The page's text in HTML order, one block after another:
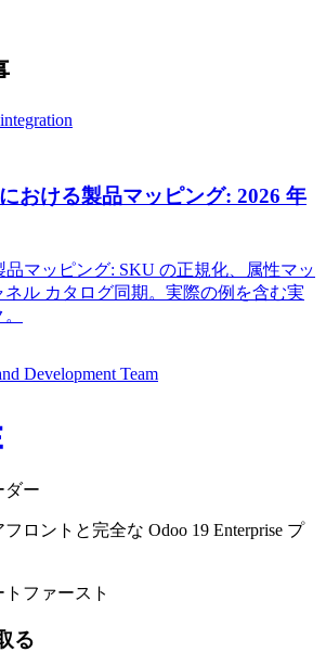
おける製品マッピング: 2026 年
品マッピング: SKU の正規化、属性マッ
ネル カタログ同期。実際の例を含む実
Development Team
ダー
ロントと完全な Odoo 19 Enterprise プ
ファースト
る